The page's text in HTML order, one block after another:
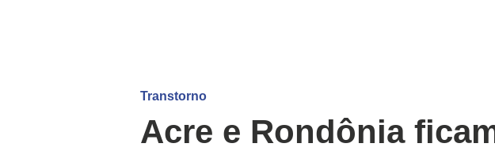
Transtorno
Acre e Rondônia